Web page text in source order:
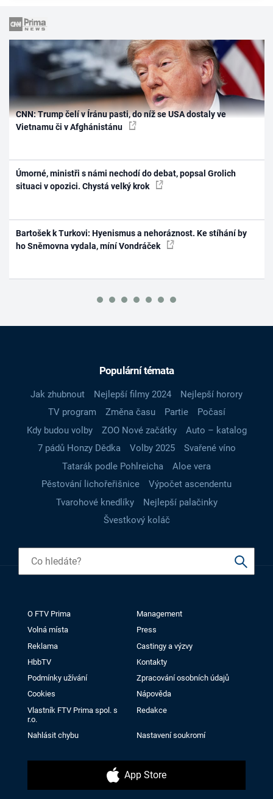
CNN: Trump čelí v Íránu pasti, do níž se USA dostaly ve
Vietnamu či v Afghánistánu
Úmorné, ministři s námi nechodí do debat, popsal Grolich
situaci v opozici. Chystá velký krok
Bartošek k Turkovi: Hyenismus a nehoráznost. Ke stíhání by
ho Sněmovna vydala, míní Vondráček
Populární témata
Jak zhubnout Nejlepší filmy 2024
Nejlepší horory
TV program
Změna času Partie
Počasí
Kdy budou volby
ZOO Nové začátky
Auto – katalog
7 pádů Honzy Dědka
Volby 2025
Svařené víno
Tatarák podle Pohlreicha
Aloe vera
Pěstování lichořeřišnice
Výpočet ascendentu
Tvarohové knedlíky
Nejlepší palačinky
Švestkový koláč
O FTV Prima
Management
Volná místa
Press
Reklama
Castingy a výzvy
HbbTV
Kontakty
Podmínky užívání
Zpracování osobních údajů
Cookies
Nápověda
Vlastník FTV Prima spol. s
r.o.
Redakce
Nahlásit chybu Nastavení soukromí
App Store